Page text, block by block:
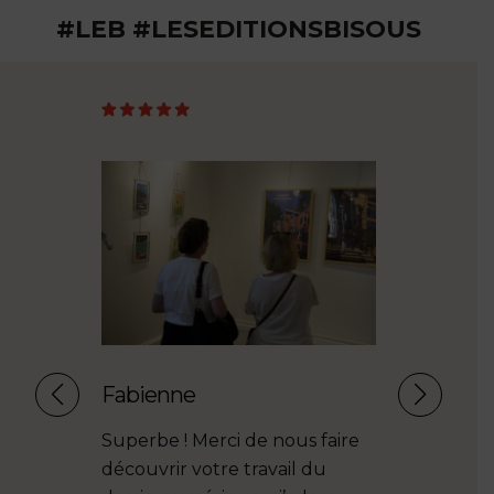
#LEB #LESEDITIONSBISOUS
Fabienne
Superbe ! Merci de nous faire
découvrir votre travail du
Sophie